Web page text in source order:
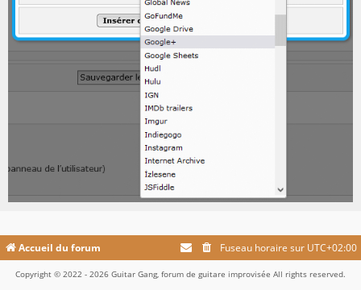
Accueil du forum Fuseau horaire sur UTC+02:00
Copyright © 2022 - 2026 Guitar Gang, forum de guitare improvisée All rights reserved.